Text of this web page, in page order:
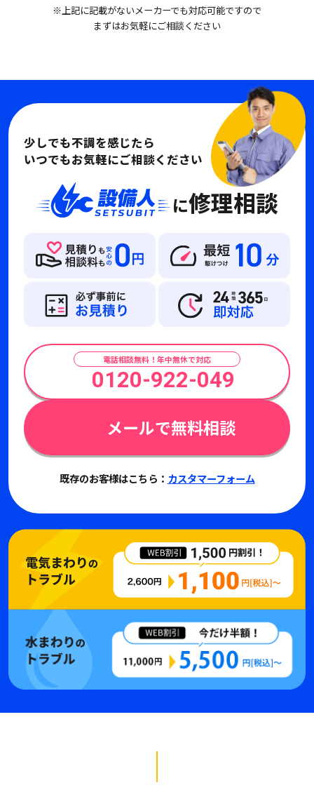
※上記に記載がないメーカーでも対応可能ですので
まずはお気軽にご相談ください
少しでも不調を感じたら
いつでもお気軽にご相談ください
に修理相談
電話相談無料！年中無休で対応
0120-922-049
メールで無料相談
既存のお客様はこちら： カスタマーフォーム